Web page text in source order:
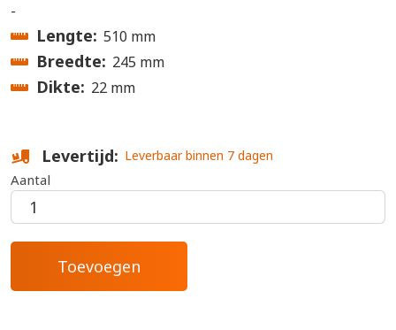
-
Lengte 510 mm
Breedte 245 mm
Dikte 22 mm
Levertijd Leverbaar binnen 7 dagen
Aantal